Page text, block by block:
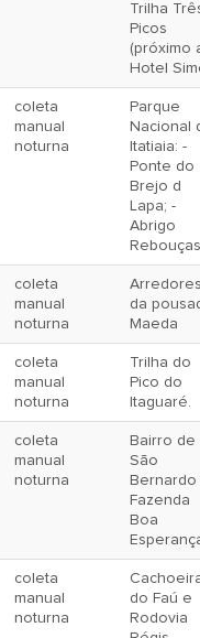
Trilha
Picos
(próximo
Hotel
coleta
manual
noturna
Parque
Nacional
Itatiaia: -
Ponte do
Brejo d
Lapa; -
Abrigo
coleta
manual
noturna
da
Maeda
coleta
manual
noturna
Trilha do
Pico do
Itaguaré.
coleta
manual
noturna
Bairro de
São
Bernardo
Fazenda
Boa
coleta
manual
noturna
do Faú e
Rodovia